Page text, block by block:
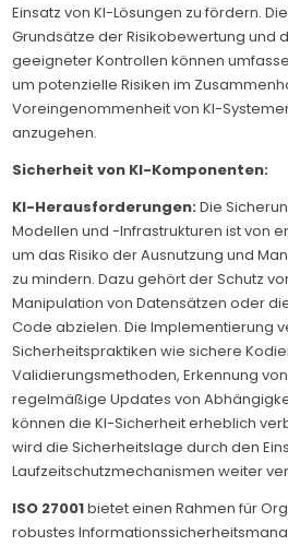
Einsatz von KI-Lösungen zu fördern.
Grundsätze der Risikobewertung und
geeigneter Kontrollen können
um potenzielle Risiken im
Voreingenommenheit von KI-
anzugehen.
Sicherheit von KI-Komponenten:
KI-Herausforderungen:Die
Modellen und -Infrastrukturen ist von
um das Risiko der Ausnutzung und
zu mindern. Dazu gehört der Schutz
Manipulation von Datensätzen oder
Code abzielen. Die Implementierung
Sicherheitspraktiken wie sichere
Validierungsmethoden, Erkennung
regelmäßige Updates von
können die KI-Sicherheit erheblich
wird die Sicherheitslage durch den
Laufzeitschutzmechanismen weiter
ISO 27001bietet einen Rahmen für
robustes